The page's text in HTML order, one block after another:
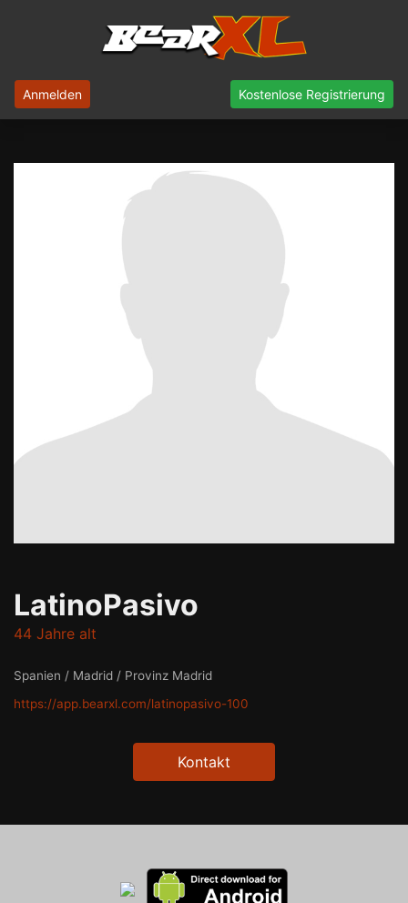
Anmelden Kostenlose Registrierung
LatinoPasivo
44 Jahre alt
Spanien / Madrid / Provinz Madrid
https://app.bearxl.com/latinopasivo-100
Kontakt